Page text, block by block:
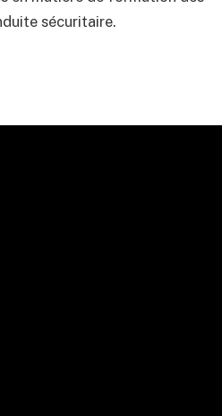
sécuritaire.